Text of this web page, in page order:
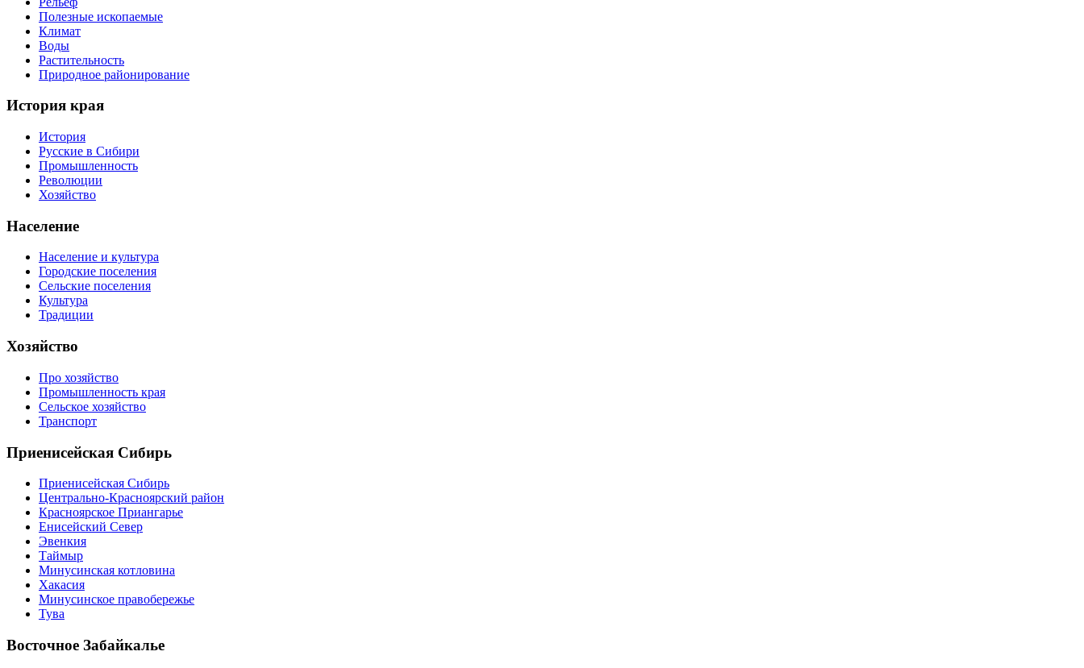
Полезные ископаемые
Климат
Воды
Растительность
Природное районирование
История края
История
Русские в Сибири
Промышленность
Революции
Хозяйство
Население
Население и культура
Городские поселения
Сельские поселения
Культура
Традиции
Хозяйство
Про хозяйство
Промышленность края
Сельское хозяйство
Транспорт
Приенисейская Сибирь
Приенисейская Сибирь
Центрально-Красноярский район
Красноярское Приангарье
Енисейский Север
Эвенкия
Таймыр
Минусинская котловина
Хакасия
Минусинское правобережье
Тува
Восточное Забайкалье